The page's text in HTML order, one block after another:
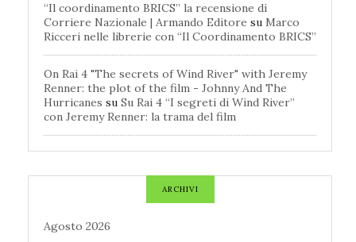
“Il coordinamento BRICS” la recensione di
Corriere Nazionale | Armando Editore su Marco
Ricceri nelle librerie con “Il Coordinamento BRICS”
On Rai 4 "The secrets of Wind River" with Jeremy
Renner: the plot of the film - Johnny And The
Hurricanes su Su Rai 4 “I segreti di Wind River”
con Jeremy Renner: la trama del film
ARCHIVI
Agosto 2026